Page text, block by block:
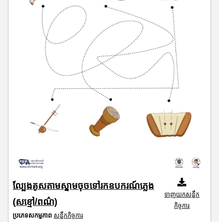
ល្បែងគូសតាមស្នាមចុចទៅរកឧបករណ៍ភ្លេង
(សខ្មៅ/ពណ៌)
ប្រភេទសកម្មភាព សន្លឹកកិច្ចការ
ទាញយកសន្លឹក
កិច្ចការ